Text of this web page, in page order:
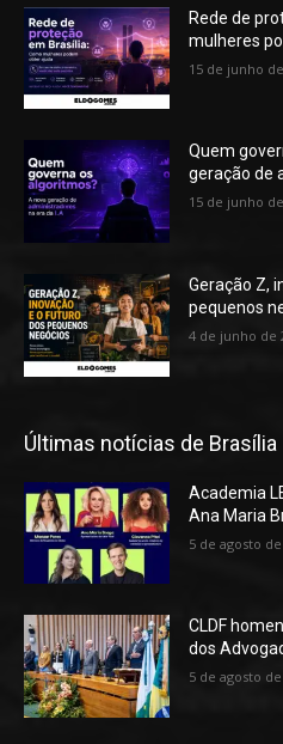
Rede de
mulheres
15 de junho
Quem
geração de
15 de junho
Geração Z,
pequenos
4 de junho de
Últimas notícias de Brasília
Academia
Ana Maria
5 de agosto
CLDF
dos
5 de agosto